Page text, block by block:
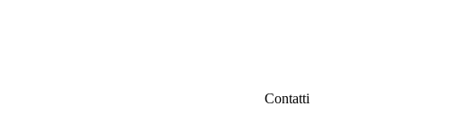
Contatti